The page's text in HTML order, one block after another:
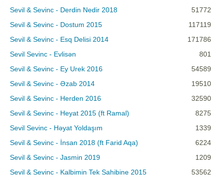
Sevil & Sevinc - Derdin Nedir 2018
51772
Sevil & Sevinc - Dostum 2015
117119
Sevil & Sevinc - Esq Delisi 2014
171786
Sevil Sevinc - Evlisən
801
Sevil & Sevinc - Ey Urek 2016
54589
Sevil & Sevinc - Əzab 2014
19510
Sevil & Sevinc - Herden 2016
32590
Sevil & Sevinc - Heyat 2015 (ft Ramal)
8275
Sevil Sevinc - Həyat Yoldaşım
1339
Sevil & Sevinc - İnsan 2018 (ft Farid Aqa)
6224
Sevil & Sevinc - Jasmin 2019
1209
Sevil & Sevinc - Kalbimin Tek Sahibine 2015
53562